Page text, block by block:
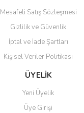
Mesafeli Satış Sözleşmesi
Gizlilik ve Güvenlik
İptal ve İade Şartları
Kişisel Veriler Politikası
ÜYELİK
Yeni Üyelik
Üye Girişi